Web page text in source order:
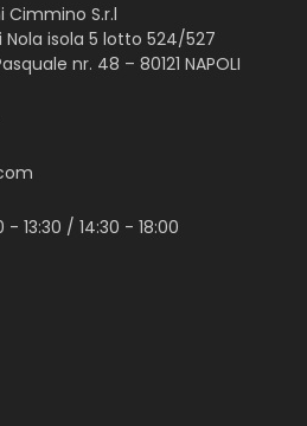
S.r.l
Nola isola 5 lotto 524/527
nr. 48 – 80121 NAPOLI
13:30 / 14:30 - 18:00